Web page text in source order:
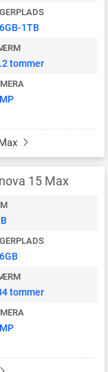
1TB
tommer
15 Max
tommer